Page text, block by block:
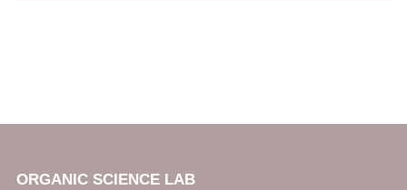
ORGANIC SCIENCE LAB